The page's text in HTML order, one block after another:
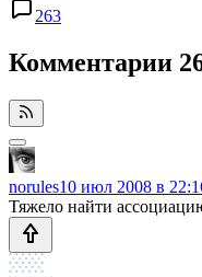
263
Комментарии
norules10 июл 2008 в
Тяжело найти